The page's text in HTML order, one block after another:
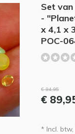
Set
-
x 4,1 x
POC-
€ 94,95
€
* Incl. btw,